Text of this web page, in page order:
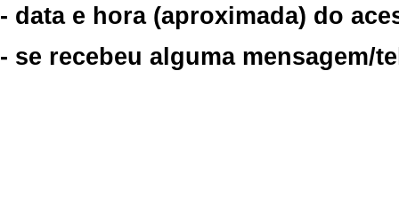
- data e hora (aproximada) do
- se recebeu alguma mensagem/